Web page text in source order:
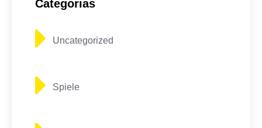
Categorias
Uncategorized
Spiele